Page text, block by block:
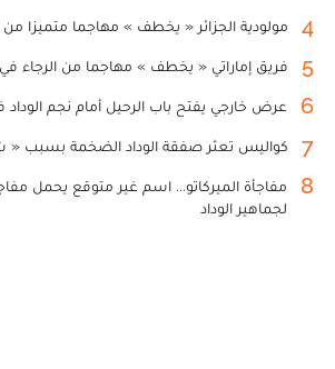
4 مولودية الجزائر « يخطف » مهاجما متميزا من
5 فريق إماراتي « يخطف » مهاجما من الرجاء في
6 عرض خارجي يفتح باب الرحيل أمام نجم الوداد
7 كواليس تعثر صفقة الوداد الضخمة بسبب «
8
مفاجأة الميركاتو... اسم غير متوقع يحمل
لجماهير الوداد